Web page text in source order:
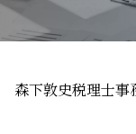
森下敦史税理士事